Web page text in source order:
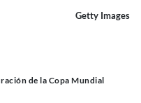
Getty Images
de la Copa Mundial